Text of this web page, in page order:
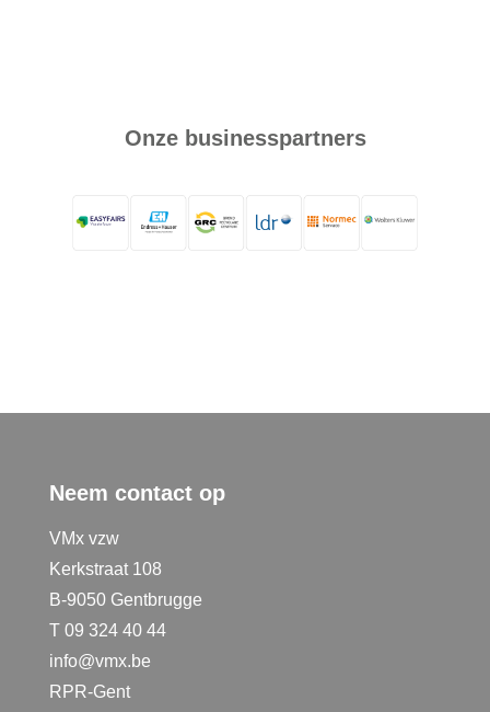
Onze businesspartners
Neem contact op
VMx vzw
Kerkstraat 108
B-9050 Gentbrugge
T 09 324 40 44
info@vmx.be
RPR-Gent